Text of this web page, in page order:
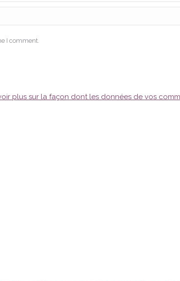
I comment.
plus sur la façon dont les données de vos